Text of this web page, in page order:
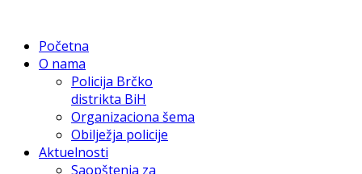
Početna
O nama
Policija Brčko
distrikta BiH
Organizaciona šema
Obilježja policije
Aktuelnosti
Saopštenja za